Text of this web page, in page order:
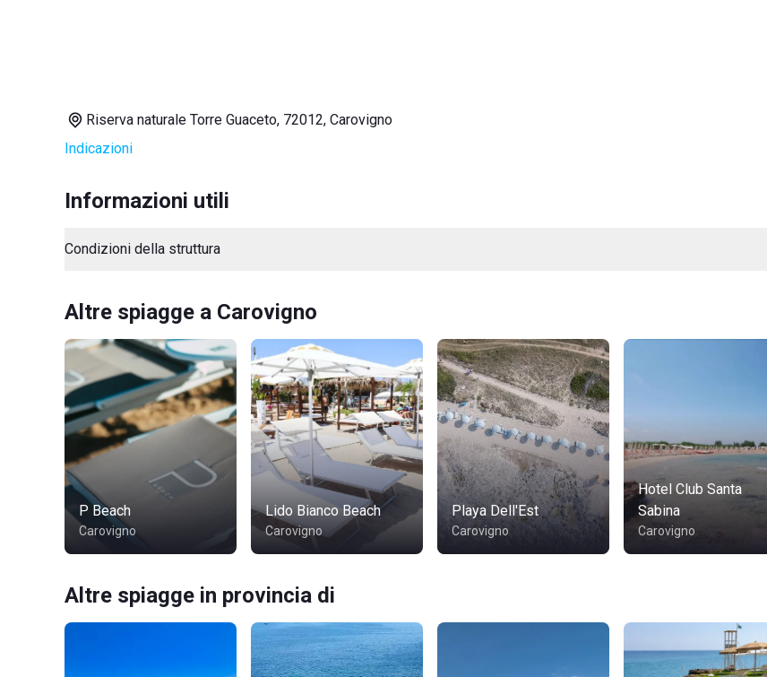
Riserva naturale Torre Guaceto, 72012, Carovigno
Indicazioni
Informazioni utili
Condizioni della struttura
Altre spiagge a Carovigno
P Beach
Carovigno
Lido Bianco Beach
Carovigno
Playa Dell'Est
Carovigno
Hotel Club Santa
Sabina
Carovigno
Altre spiagge in provincia di